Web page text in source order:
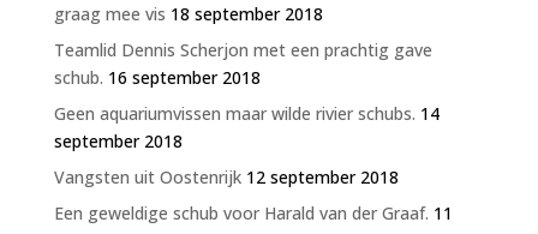
graag mee vis 18 september 2018
Teamlid Dennis Scherjon met een prachtig gave
schub. 16 september 2018
Geen aquariumvissen maar wilde rivier schubs. 14
september 2018
Vangsten uit Oostenrijk 12 september 2018
Een geweldige schub voor Harald van der Graaf. 11